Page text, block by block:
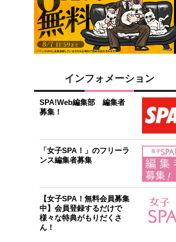
インフォメーション
SPA!Web編集部 編集者
募集！
「女子SPA！」のフリーラ
ンス編集者募集
【女子SPA！無料会員募集
中】会員登録するだけで
様々な特典がもりだくさ
ん！